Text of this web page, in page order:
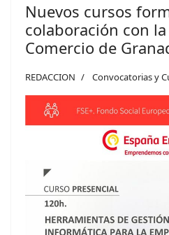
Nuevos cursos
colaboración con
Comercio de
REDACCION Convocatorias y